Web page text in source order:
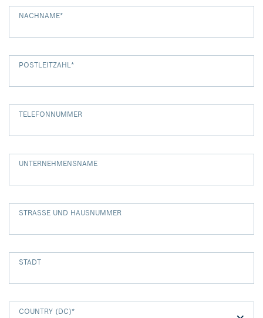
NACHNAME*
POSTLEITZAHL*
TELEFONNUMMER
UNTERNEHMENSNAME
STRASSE UND HAUSNUMMER
STADT
COUNTRY (DC)*